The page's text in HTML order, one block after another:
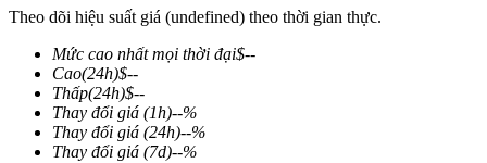
COIN-M Futures
Futures sử dụng token làm tài sản thế chấp
Theo dõi hiệu suất giá (undefined) theo thời gian thực.
Mức cao nhất mọi thời đại$--
Cao(24h)$--
Thấp(24h)$--
Thay đổi giá (1h)--%
Thay đổi giá (24h)--%
Thay đổi giá (7d)--%